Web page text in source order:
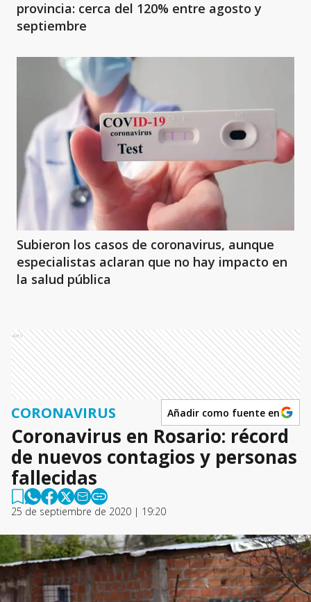
provincia: cerca del 120% entre agosto y
septiembre
Subieron los casos de coronavirus, aunque
especialistas aclaran que no hay impacto en
la salud pública
Ads
CORONAVIRUS Añadir como fuente en
Coronavirus en Rosario: récord
de nuevos contagios y personas
fallecidas
25 de septiembre de 2020 | 19:20